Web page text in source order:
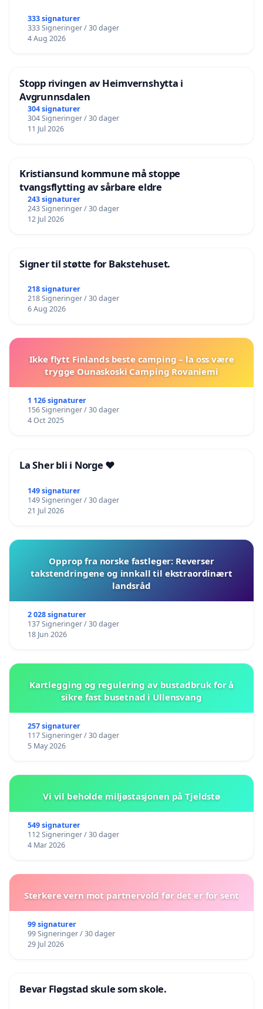
333 signaturer
333 Signeringer / 30 dager
4 Aug 2026
Stopp rivingen av Heimvernshytta i
Avgrunnsdalen
304 signaturer
304 Signeringer / 30 dager
11 Jul 2026
Kristiansund kommune må stoppe
tvangsflytting av sårbare eldre
243 signaturer
243 Signeringer / 30 dager
12 Jul 2026
Signer til støtte for Bakstehuset.
218 signaturer
218 Signeringer / 30 dager
6 Aug 2026
Ikke flytt Finlands beste camping – la oss være
trygge Ounaskoski Camping Rovaniemi
1 126 signaturer
156 Signeringer / 30 dager
4 Oct 2025
La Sher bli i Norge ❤️
149 signaturer
149 Signeringer / 30 dager
21 Jul 2026
Opprop fra norske fastleger: Reverser
takstendringene og innkall til ekstraordinært
landsråd
2 028 signaturer
137 Signeringer / 30 dager
18 Jun 2026
Kartlegging og regulering av bustadbruk for å
sikre fast busetnad i Ullensvang
257 signaturer
117 Signeringer / 30 dager
5 May 2026
Vi vil beholde miljøstasjonen på Tjeldstø
549 signaturer
112 Signeringer / 30 dager
4 Mar 2026
Sterkere vern mot partnervold før det er for sent
99 signaturer
99 Signeringer / 30 dager
29 Jul 2026
Bevar Fløgstad skule som skole.